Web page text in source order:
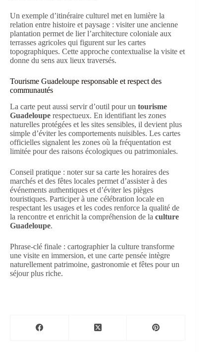
Un exemple d’itinéraire culturel met en lumière la
relation entre histoire et paysage : visiter une ancienne
plantation permet de lier l’architecture coloniale aux
terrasses agricoles qui figurent sur les cartes
topographiques. Cette approche contextualise la visite et
donne du sens aux lieux traversés.
Tourisme Guadeloupe responsable et respect des
communautés
La carte peut aussi servir d’outil pour un tourisme
Guadeloupe respectueux. En identifiant les zones
naturelles protégées et les sites sensibles, il devient plus
simple d’éviter les comportements nuisibles. Les cartes
officielles signalent les zones où la fréquentation est
limitée pour des raisons écologiques ou patrimoniales.
Conseil pratique : noter sur sa carte les horaires des
marchés et des fêtes locales permet d’assister à des
événements authentiques et d’éviter les pièges
touristiques. Participer à une célébration locale en
respectant les usages et les codes renforce la qualité de
la rencontre et enrichit la compréhension de la culture
Guadeloupe.
Phrase-clé finale : cartographier la culture transforme
une visite en immersion, et une carte pensée intègre
naturellement patrimoine, gastronomie et fêtes pour un
séjour plus riche.